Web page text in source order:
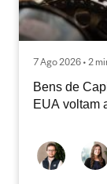
7 Ago 2026 • 2
Bens de
EUA voltam